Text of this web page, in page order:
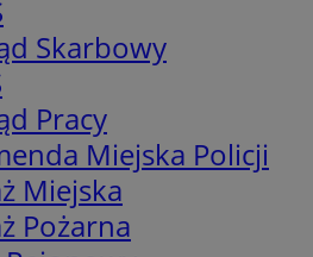
Skarbowy
Pracy
Miejska Policji
Miejska
Pożarna